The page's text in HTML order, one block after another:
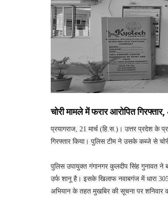
चोरी मामले में फरार आरोपित
प्रयागराज, 21 मार्च (हि.स.)। उत्तर प्रदेश के
गिरफ्तार किया। पुलिस टीम ने उसके कब्जे से
पुलिस उपायुक्त गंगानगर कुलदीप सिंह गुनावत ने
उर्फ शानू है। इसके खिलाफ नवाबगंज में धारा
अभियान के तहत मुखबिर की सूचना पर शनिवार